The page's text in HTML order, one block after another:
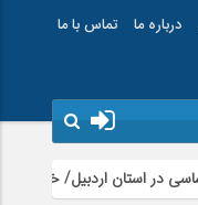
درباره ما تماس با ما